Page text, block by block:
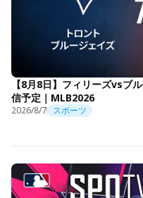
【8月8日】フィリーズvsブ
信予定｜MLB2026
2026/8/7 スポーツ